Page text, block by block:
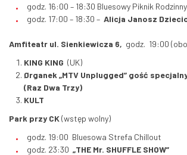
godz. 16:00 – 18:30 Bluesowy Piknik Rodzinny
godz. 17:00 – 18:30 – Alicja Janosz
Amfiteatr ul. Sienkiewicza 6, godz. 19:00
KING KING (UK)
Ørganek „MTV Unplugged” gość
(Raz Dwa Trzy)
KULT
Park przy CK(wstęp wolny)
godz. 19:00 Bluesowa Strefa Chillout
godz. 23:30 „THE Mr. SHUFFLE SHOW”